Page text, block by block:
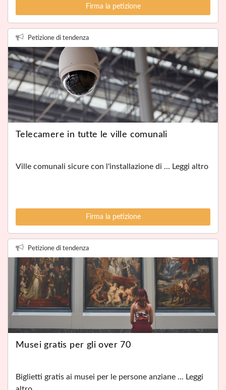
Firma la petizione
Petizione di tendenza
Telecamere in tutte le ville comunali
Ville comunali sicure con l'installazione di ... Leggi altro
Firma la petizione
Petizione di tendenza
Musei gratis per gli over 70
Biglietti gratis ai musei per le persone anziane ... Leggi